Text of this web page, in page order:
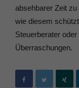
absehbarer Zeit
wie diesem
Steuerberater
Überraschungen.